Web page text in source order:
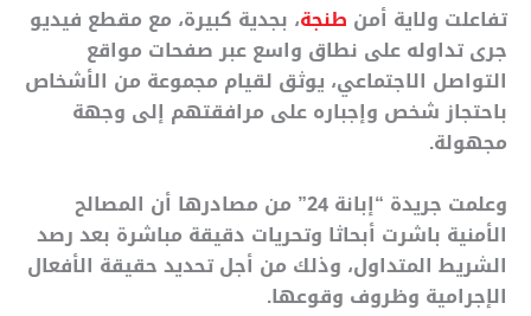
تفاعلت ولاية أمن طنجة، بجدية كبيرة، مع مقطع فيديو
جرى تداوله على نطاق واسع عبر صفحات مواقع
التواصل الاجتماعي، يوثق لقيام مجموعة من الأشخاص
باحتجاز شخص وإجباره على مرافقتهم إلى وجهة
مجهولة.
وعلمت جريدة “إبانة 24” من مصادرها أن المصالح
الأمنية باشرت أبحاثا وتحريات دقيقة مباشرة بعد رصد
الشريط المتداول، وذلك من أجل تحديد حقيقة الأفعال
الإجرامية وظروف وقوعها.